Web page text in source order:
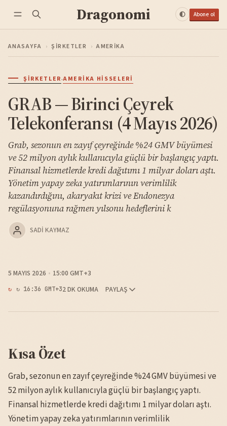
Dragonomi Abone ol
ANASAYFA › ŞIRKETLER › AMERIKA
ŞIRKETLER·AMERIKA HISSELERI
GRAB — Birinci Çeyrek
Telekonferansı (4 Mayıs 2026)
Grab, sezonun en zayıf çeyreğinde %24 GMV büyümesi
ve 52 milyon aylık kullanıcıyla güçlü bir başlangıç yaptı.
Finansal hizmetlerde kredi dağıtımı 1 milyar doları aştı.
Yönetim yapay zeka yatırımlarının verimlilik
kazandırdığını, akaryakıt krizi ve Endonezya
regülasyonuna rağmen yılsonu hedeflerini k
SADI KAYMAZ
5 MAYIS 2026 15:00 GMT+3
↻ 16:36 GMT+32 DK OKUMA PAYLAŞ
Kısa Özet
Grab, sezonun en zayıf çeyreğinde %24 GMV büyümesi ve
52 milyon aylık kullanıcıyla güçlü bir başlangıç yaptı.
Finansal hizmetlerde kredi dağıtımı 1 milyar doları aştı.
Yönetim yapay zeka yatırımlarının verimlilik